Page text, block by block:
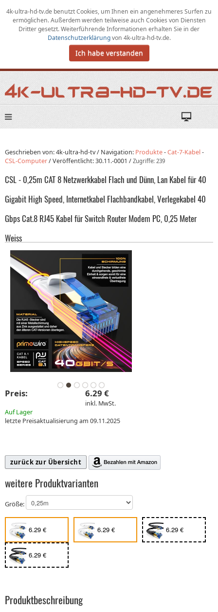
4k-ultra-hd-tv.de benutzt Cookies, umIhnen ein angenehmeres Surfen zu
ermöglichen.Außerdem werden teilweise auch Cookies von Diensten
Dritter gesetzt. Weiterführende Informationen erhalten Sie in der
Datenschutzerklärungvon 4k-ultra-hd-tv.de.
Ich habe verstanden
Geschrieben von: 4k-ultra-hd-tv / Navigation: Produkte-Cat-7-Kabel-
CSL-Computer/Veröffentlicht:30.11.-0001 / Zugriffe: 239
CSL - 0,25m CAT 8 Netzwerkkabel Flach und Dünn, Lan Kabel für 40
Gigabit High Speed, Internetkabel Flachbandkabel, Verlegekabel 40
Gbps Cat.8 RJ45 Kabel für Switch Router Modem PC, 0,25 Meter
Weiss
Preis: 6.29 €
inkl. MwSt.
Auf Lager
letzte Preisaktualisierung am 09.11.2025
zurück zur Übersicht
weitere Produktvarianten
Größe:
6.29 € 6.29 € 6.29 €
6.29 €
Produktbeschreibung